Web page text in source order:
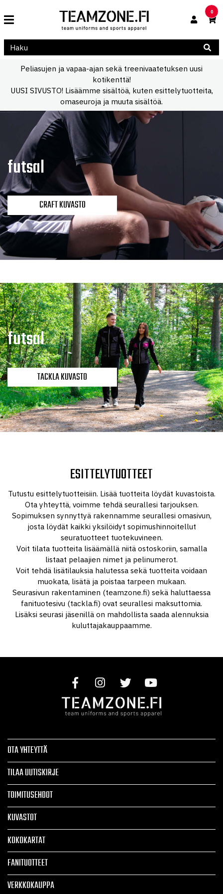
0
Peliasujen ja vapaa-ajan sekä treenivaatetuksen uusi
kotikenttä!
UUSI SIVUSTO! Lisäämme sisältöä, kuten esittelytuotteita,
omaseuroja ja muuta sisältöä.
futsal
CRAFT KUVASTO
futsal
TACKLA KUVASTO
ESITTELYTUOTTEET
Tutustu esittelytuotteisiin. Lisää tuotteita löydät kuvastoista.
Ota yhteyttä, voimme tehdä seurallesi tarjouksen.
Sopimuksen synnyttyä rakennamme seurallesi omasivun,
josta löydät kaikki yksilöidyt sopimushinnoitellut
seuratuotteet tuotekuvineen.
Voit tilata tuotteita lisäämällä niitä ostoskoriin, samalla
listaat pelaajien nimet ja pelinumerot.
Voit tehdä lisätilauksia halutessa sekä tuotteita voidaan
muokata, lisätä ja poistaa tarpeen mukaan.
Seurasivun rakentaminen (teamzone.fi) sekä haluttaessa
fanituotesivu (tackla.fi) ovat seurallesi maksuttomia.
Lisäksi seurasi jäsenillä on mahdollista saada alennuksia
kuluttajakauppaamme.
OTA YHTEYTTÄ
TILAA UUTISKIRJE
TOIMITUSEHDOT
KUVASTOT
KOKOKARTAT
FANITUOTTEET
VERKKOKAUPPA